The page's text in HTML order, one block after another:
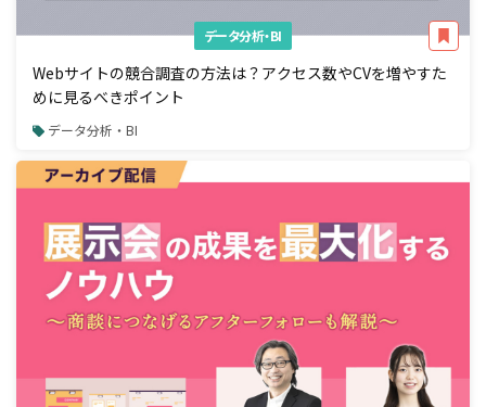
データ分析・BI
Webサイトの競合調査の方法は？アクセス数やCVを増やすた
めに見るべきポイント
データ分析・BI